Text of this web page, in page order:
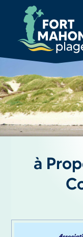
contenu
principal
à
Cookies management